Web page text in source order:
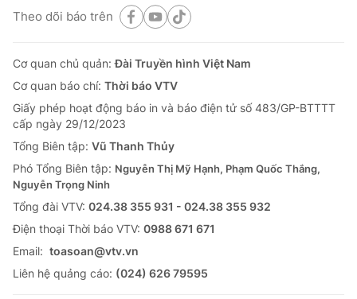
Theo dõi báo trên
Cơ quan chủ quản:Đài Truyền hình Việt Nam
Cơ quan báo chí: Thời báo VTV
Giấy phép hoạt động báo in và báo điện tử số 483/GP-BTTTT
cấp ngày 29/12/2023
Tổng Biên tập: Vũ Thanh Thủy
Phó Tổng Biên tập: Nguyễn Thị Mỹ Hạnh, Phạm Quốc Thắng,
Nguyễn Trọng Ninh
Tổng đài VTV: 024.38 355 931 - 024.38 355 932
Ðiện thoại Thời báo VTV: 0988 671 671
Email: toasoan@vtv.vn
Liên hệ quảng cáo: (024) 626 79595